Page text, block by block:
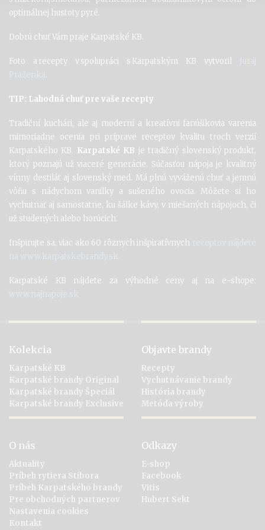
optimálnej hustoty pyré.
Dobrú chuť Vám praje Karpatské KB.
Foto a recepty v spolupráci s Karpatským KB vytvoril Juraj
Praženka.
TIP: Lahodná chuť pre vaše recepty
Tradiční kuchári, ale aj moderní a kreatívni fanúšikovia varenia
mimoriadne ocenia pri príprave receptov kvalitu troch verzií
Karpatského KB. Karpatské KB je tradičný slovenský produkt,
ktorý poznajú už viaceré generácie. Súčasťou nápoja je kvalitný
vínny destilát aj slovenský med. Má plnú vyváženú chuť a jemnú
vôňu s nádychom vanilky a sušeného ovocia. Môžete si ho
vychutnať aj samostatne, ku šálke kávy, v miešaných nápojoch, či
už studených alebo horúcich.
Inšpirujte sa, viac ako 60 rôznych inšpiratívnych receptov nájdete
na www.karpatskebrandy.sk.
Karpatské KB nájdete za výhodné ceny aj na e-shope:
www.najnapoje.sk
Kolekcia
Karpatské KB
Karpatské brandy Original
Karpatské brandy Špeciál
Karpatské brandy Exclusive
Objavte brandy
Recepty
Vychutnávanie brandy
História brandy
Metóda výroby
O nás
Aktuality
Príbeh rytiera Stibora
Príbeh Karpatského brandy
Pre obchodných partnerov
Nastavenia cookies
Kontakt
Odkazy
E-shop
Facebook
Vitis
Hubert Sekt